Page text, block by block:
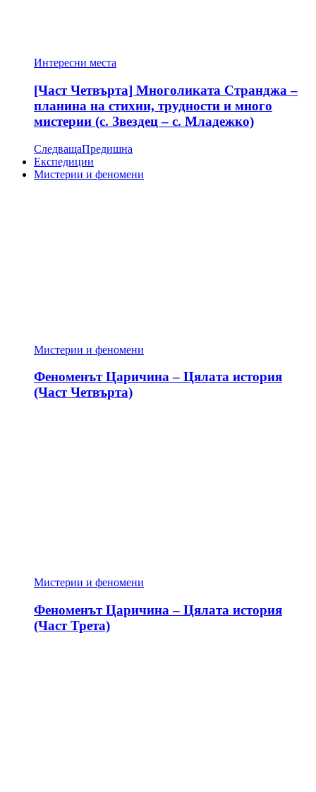
Интересни места
[Част Четвърта] Многоликата Странджа –
планина на стихии, трудности и много
мистерии (с. Звездец – с. Младежко)
СледващаПредишна
Експедиции
Мистерии и феномени
Мистерии и феномени
Феноменът Царичина – Цялата история
(Част Четвърта)
Мистерии и феномени
Феноменът Царичина – Цялата история
(Част Трета)